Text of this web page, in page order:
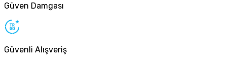
Güven Damgası
Güvenli Alışveriş